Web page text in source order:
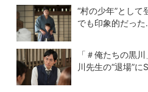
怒涛すぎる」
列
“村の少年”として
でも印象的だっ
「＃俺たちの黒
川先生の“退場”